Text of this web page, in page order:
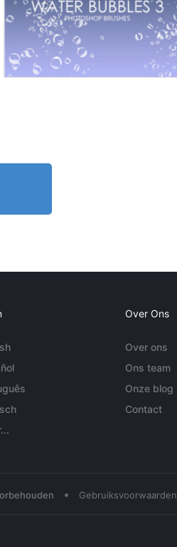
Over Ons
Over ons
Ons team
Onze blog
Contact
• Gebruiksvoorwaarden